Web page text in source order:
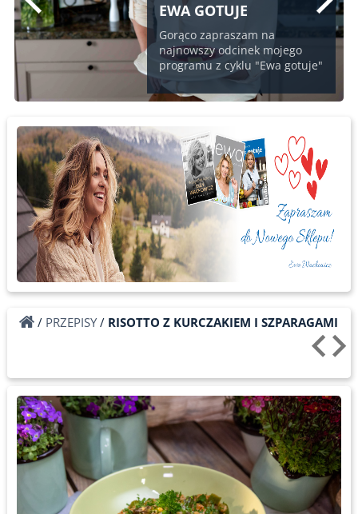
EWA GOTUJE
Gorąco zapraszam na
najnowszy odcinek mojego
programu z cyklu "Ewa gotuje"
/ PRZEPISY/ RISOTTO Z KURCZAKIEM I SZPARAGAMI